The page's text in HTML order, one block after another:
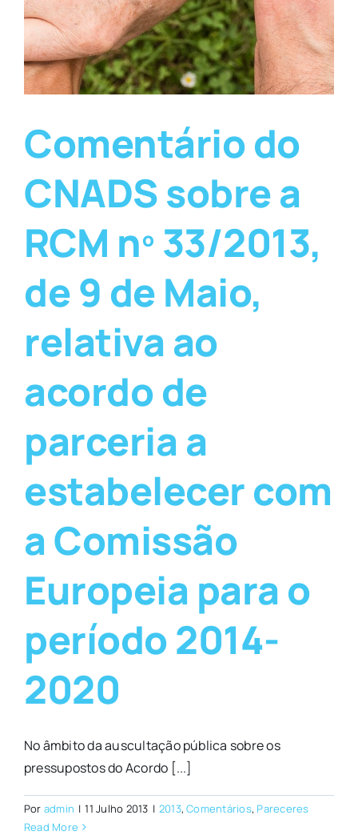
Comentário do
CNADS sobre a
RCM nº 33/2013,
de 9 de Maio,
relativa ao
acordo de
parceria a
estabelecer com
a Comissão
Europeia para o
período 2014-
2020
No âmbito da auscultação pública sobre os
pressupostos do Acordo [...]
Por admin | 11 Julho 2013 | 2013,Comentários, Pareceres
Read More